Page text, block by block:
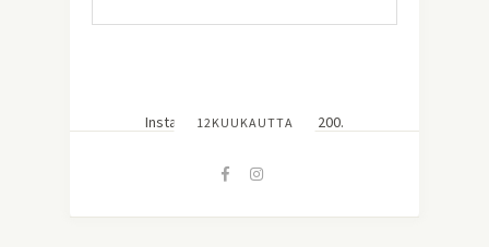
12KUUKAUTTA
Instagram did not return a 200.